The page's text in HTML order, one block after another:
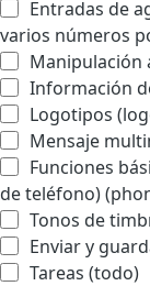
Entradas de
varios números
Manipulación
Información
Logotipos
Mensaje
Funciones
de teléfono)
Tonos de
Enviar y
Tareas (todo)